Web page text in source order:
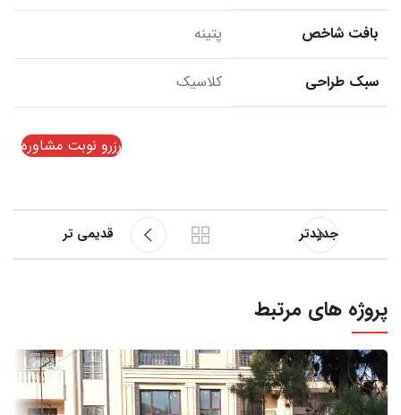
بافت شاخص پتینه
سبک طراحی کلاسیک
رزرو نوبت مشاوره
جدیدتر قدیمی تر
پروژه های مرتبط